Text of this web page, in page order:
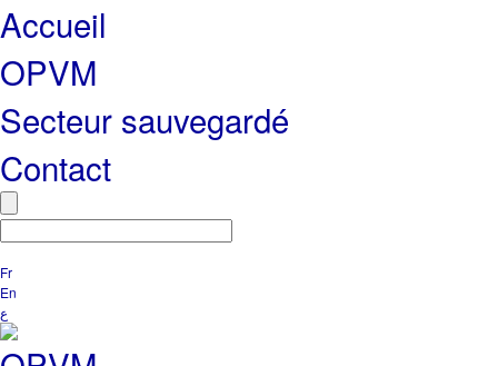
Accueil
OPVM
Secteur sauvegardé
Contact
Fr
En
ع